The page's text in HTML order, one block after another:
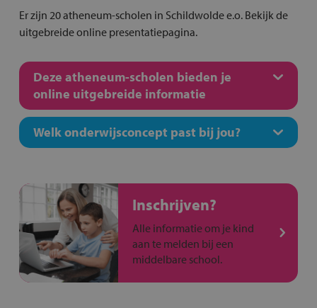
Er zijn 20 atheneum-scholen in Schildwolde e.o. Bekijk de
uitgebreide online presentatiepagina.
Deze atheneum-scholen bieden je
online uitgebreide informatie
Welk onderwijsconcept past bij jou?
Inschrijven?
Alle informatie om je kind
aan te melden bij een
middelbare school.